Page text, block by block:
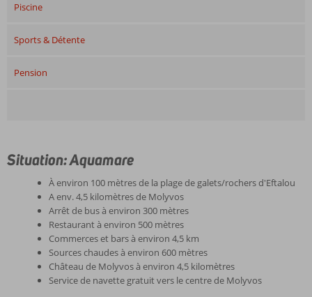
Piscine
Sports & Détente
Pension
Situation: Aquamare
À environ 100 mètres de la plage de galets/rochers d'Eftalou
A env. 4,5 kilomètres de Molyvos
Arrêt de bus à environ 300 mètres
Restaurant à environ 500 mètres
Commerces et bars à environ 4,5 km
Sources chaudes à environ 600 mètres
Château de Molyvos à environ 4,5 kilomètres
Service de navette gratuit vers le centre de Molyvos